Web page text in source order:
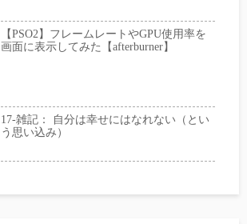
【PSO2】フレームレートやGPU使用率を
画面に表示してみた【afterburner】
17-雑記： 自分は幸せにはなれない（とい
う思い込み）